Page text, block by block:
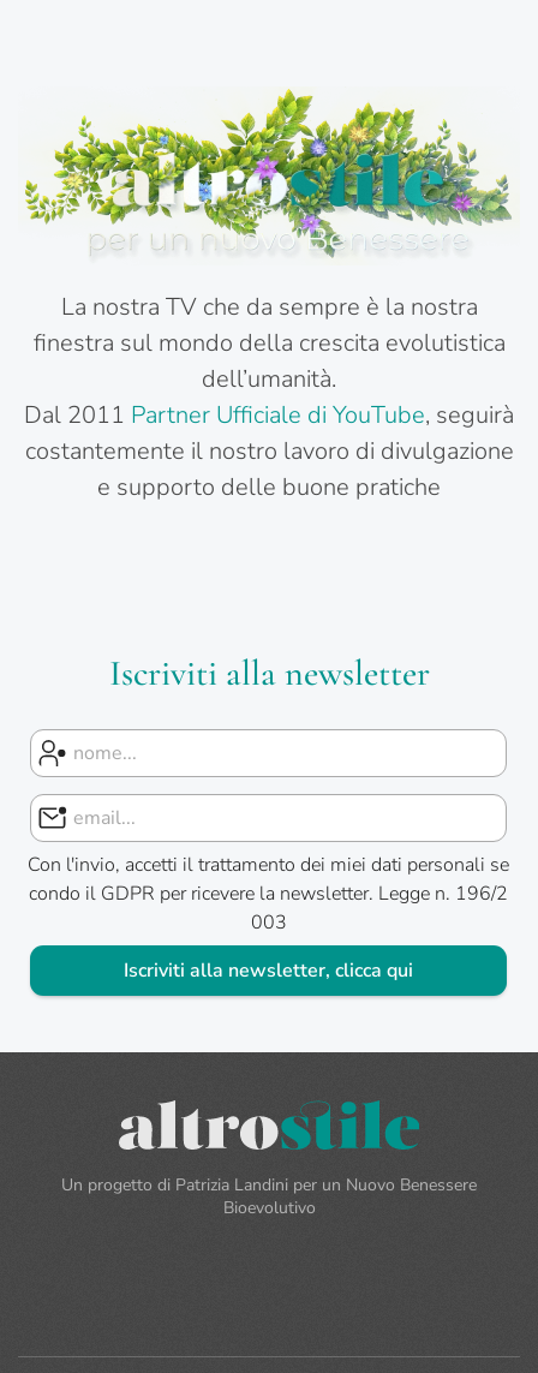
La nostra TV che da sempre è la nostra
finestra sul mondo della crescita evolutistica
dell’umanità.
Dal 2011 Partner Ufficiale di YouTube, seguirà
costantemente il nostro lavoro di divulgazione
e supporto delle buone pratiche
Iscriviti alla newsletter
Con l'invio, accetti il trattamento dei miei dati personali se
condo il GDPR per ricevere la newsletter. Legge n. 196/2
003
Iscriviti alla newsletter, clicca qui
Un progetto di Patrizia Landini per un Nuovo Benessere
Bioevolutivo